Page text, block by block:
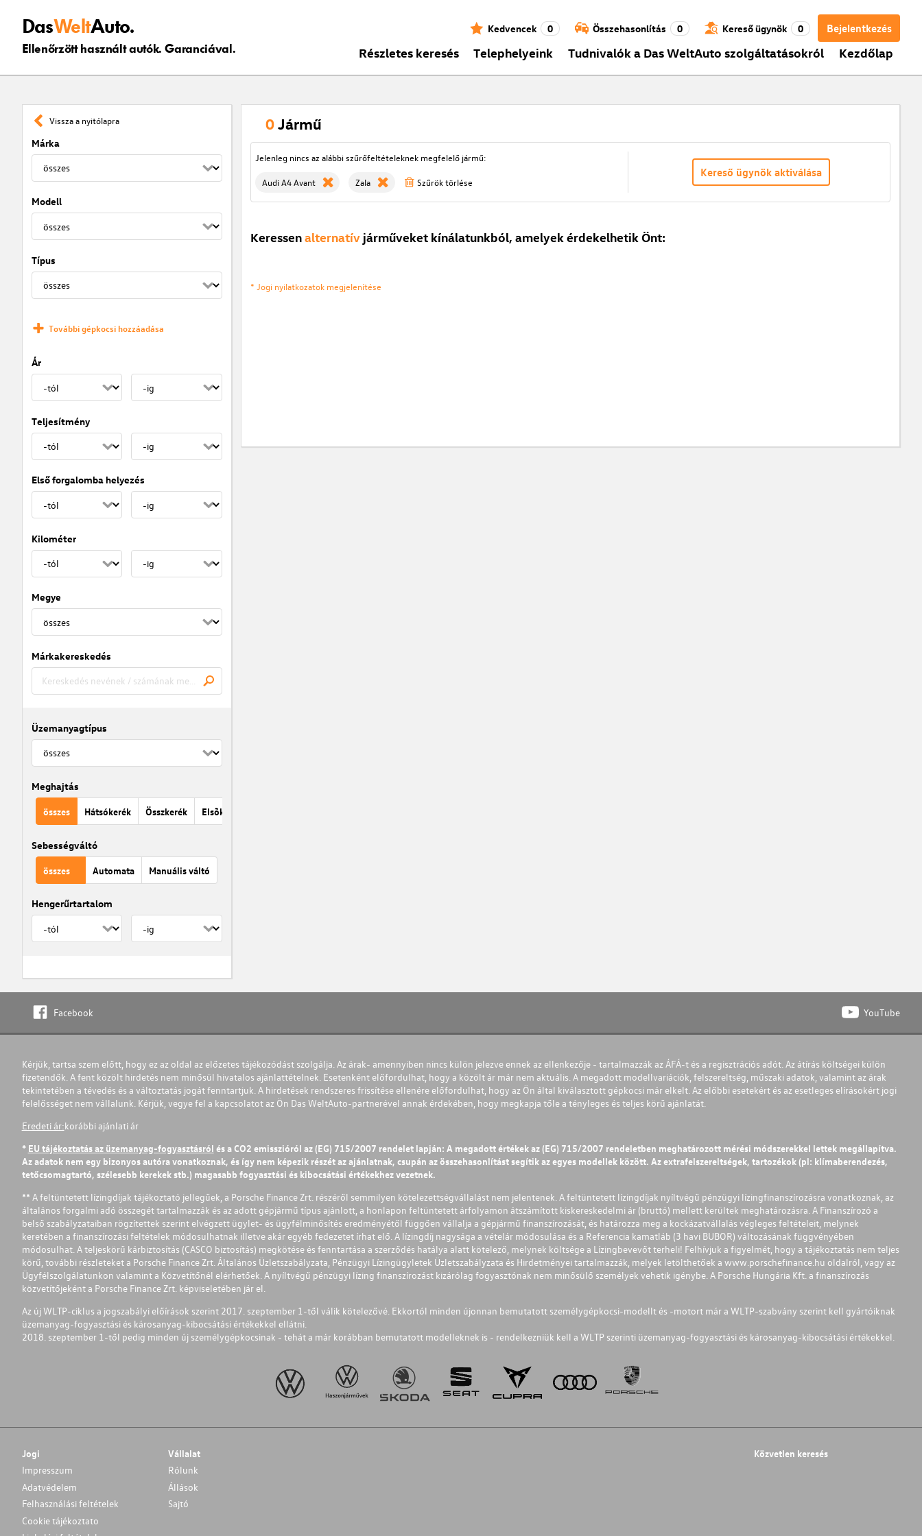
DasWeltAuto.
Ellenőrzött használt autók. Garanciával.
Bejelentkezés
Kedvencek 0 Összehasonlítás 0 Kereső ügynök 0
Részletes keresés Telephelyeink Tudnivalók a Das WeltAuto szolgáltatásokról Kezdőlap
Vissza a nyitólapra
Márka
Modell
Típus
További gépkocsi hozzáadása
Ár
Teljesítmény
Első forgalomba helyezés
Kilométer
Megye
Márkakereskedés
Üzemanyagtípus
Meghajtás
összes Hátsókerék Összkerék Elsõkerék
Sebességváltó
összes Automata Manuális váltó
Hengerűrtartalom
0Jármű
Jelenleg nincs az alábbi szűrőfeltételeknek megfelelő jármű:
Audi A4 Avant Zala Szűrök törlése
Kereső ügynök aktiválása
Keressenalternatív járműveket kínálatunkból, amelyek érdekelhetik Önt:
* Jogi nyilatkozatok megjelenítése
Facebook YouTube
Kérjük, tartsa szem előtt, hogy ez az oldal az előzetes tájékozódást szolgálja. Az árak- amennyiben nincs külön jelezve ennek az ellenkezője - tartalmazzák az ÁFÁ-t és a regisztrációs adót. Az átírás költségei külön
fizetendők. A fent közölt hirdetés nem minősül hivatalos ajánlattételnek. Esetenként előfordulhat, hogy a közölt ár már nem aktuális. A megadott modellvariációk, felszereltség, műszaki adatok, valamint az árak
tekintetében a tévedés és a változtatás jogát fenntartjuk. A hirdetések rendszeres frissítése ellenére előfordulhat, hogy az Ön által kiválasztott gépkocsi már elkelt. Az előbbi esetekért és az esetleges elírásokért jogi
felelősséget nem vállalunk. Kérjük, vegye fel a kapcsolatot az Ön Das WeltAuto-partnerével annak érdekében, hogy megkapja tőle a tényleges és teljes körű ajánlatát.
Eredeti ár:korábbi ajánlati ár
* EU tájékoztatás az üzemanyag-fogyasztásról és a CO2 emisszióról az (EG) 715/2007 rendelet lapján: A megadott értékek az (EG) 715/2007 rendeletben meghatározott mérési módszerekkel lettek megállapítva.
Az adatok nem egy bizonyos autóra vonatkoznak, és így nem képezik részét az ajánlatnak, csupán az összehasonlítást segítik az egyes modellek között. Az extrafelszereltségek, tartozékok (pl: klímaberendezés,
tetőcsomagtartó, szélesebb kerekek stb.) magasabb fogyasztási és kibocsátási értékekhez vezetnek.
** A feltüntetett lízingdíjak tájékoztató jellegűek, a Porsche Finance Zrt. részéről semmilyen kötelezettségvállalást nem jelentenek. A feltüntetett lízingdíjak nyíltvégű pénzügyi lízingfinanszírozásra vonatkoznak, az
általános forgalmi adó összegét tartalmazzák és az adott gépjármű típus ajánlott, a honlapon feltüntetett árfolyamon átszámított kiskereskedelmi ár (bruttó) mellett kerültek meghatározásra. A Finanszírozó a
belső szabályzataiban rögzítettek szerint elvégzett ügylet- és ügyfélminősítés eredményétől függően vállalja a gépjármű finanszírozását, és határozza meg a kockázatvállalás végleges feltételeit, melynek
keretében a finanszírozási feltételek módosulhatnak illetve akár egyéb fedezetet írhat elő. A lízingdíj nagysága a vételár módosulása és a Referencia kamatláb (3 havi BUBOR) változásának függvényében
módosulhat. A teljeskörű kárbiztosítás (CASCO biztosítás) megkötése és fenntartása a szerződés hatálya alatt kötelező, melynek költsége a Lízingbevevőt terheli! Felhívjuk a figyelmét, hogy a tájékoztatás nem teljes
körű, további részleteket a Porsche Finance Zrt. Általános Üzletszabályzata, Pénzügyi Lízingügyletek Üzletszabályzata és Hirdetményei tartalmazzák, melyek letölthetőek a www.porschefinance.hu oldalról, vagy az
Ügyfélszolgálatunkon valamint a Közvetítőnél elérhetőek. A nyíltvégű pénzügyi lízing finanszírozást kizárólag fogyasztónak nem minősülő személyek vehetik igénybe. A Porsche Hungária Kft. a finanszírozás
közvetítőjeként a Porsche Finance Zrt. képviseletében jár el.
Az új WLTP-ciklus a jogszabályi előírások szerint 2017. szeptember 1-től válik kötelezővé. Ekkortól minden újonnan bemutatott személygépkocsi-modellt és -motort már a WLTP-szabvány szerint kell gyártóiknak
üzemanyag-fogyasztási és károsanyag-kibocsátási értékekkel ellátni.
2018. szeptember 1-től pedig minden új személygépkocsinak - tehát a már korábban bemutatott modelleknek is - rendelkezniük kell a WLTP szerinti üzemanyag-fogyasztási és károsanyag-kibocsátási értékekkel.
Jogi
Impresszum
Adatvédelem
Felhasználási feltételek
Cookie tájékoztato
Vállalat
Rólunk
Állások
Sajtó
Közvetlen keresés